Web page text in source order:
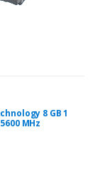
8 GB 1
MHz